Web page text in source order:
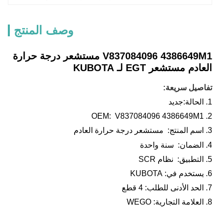
وصف المنتج
V837084096 4386649M1 مستشعر درجة حرارة
العادم مستشعر EGT لـ KUBOTA
تفاصيل سريعة:
1.
الحالة:جديد
2.
OEM: V837084096 4386649M1
3.
اسم المنتج: مستشعر درجة حرارة العادم
4.
الضمان: سنة واحدة
5.
التطبيق: نظام SCR
6. يستخدم في: KUBOTA
7. الحد الأدنى للطلب: 4 قطع
8. العلامة التجارية: WEGO